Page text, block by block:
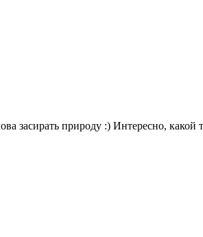
засирать природу :) Интересно,